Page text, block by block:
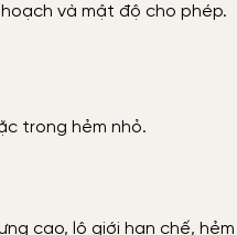
và mật độ cho phép.
trong hẻm nhỏ.
cao, lộ giới hạn chế,